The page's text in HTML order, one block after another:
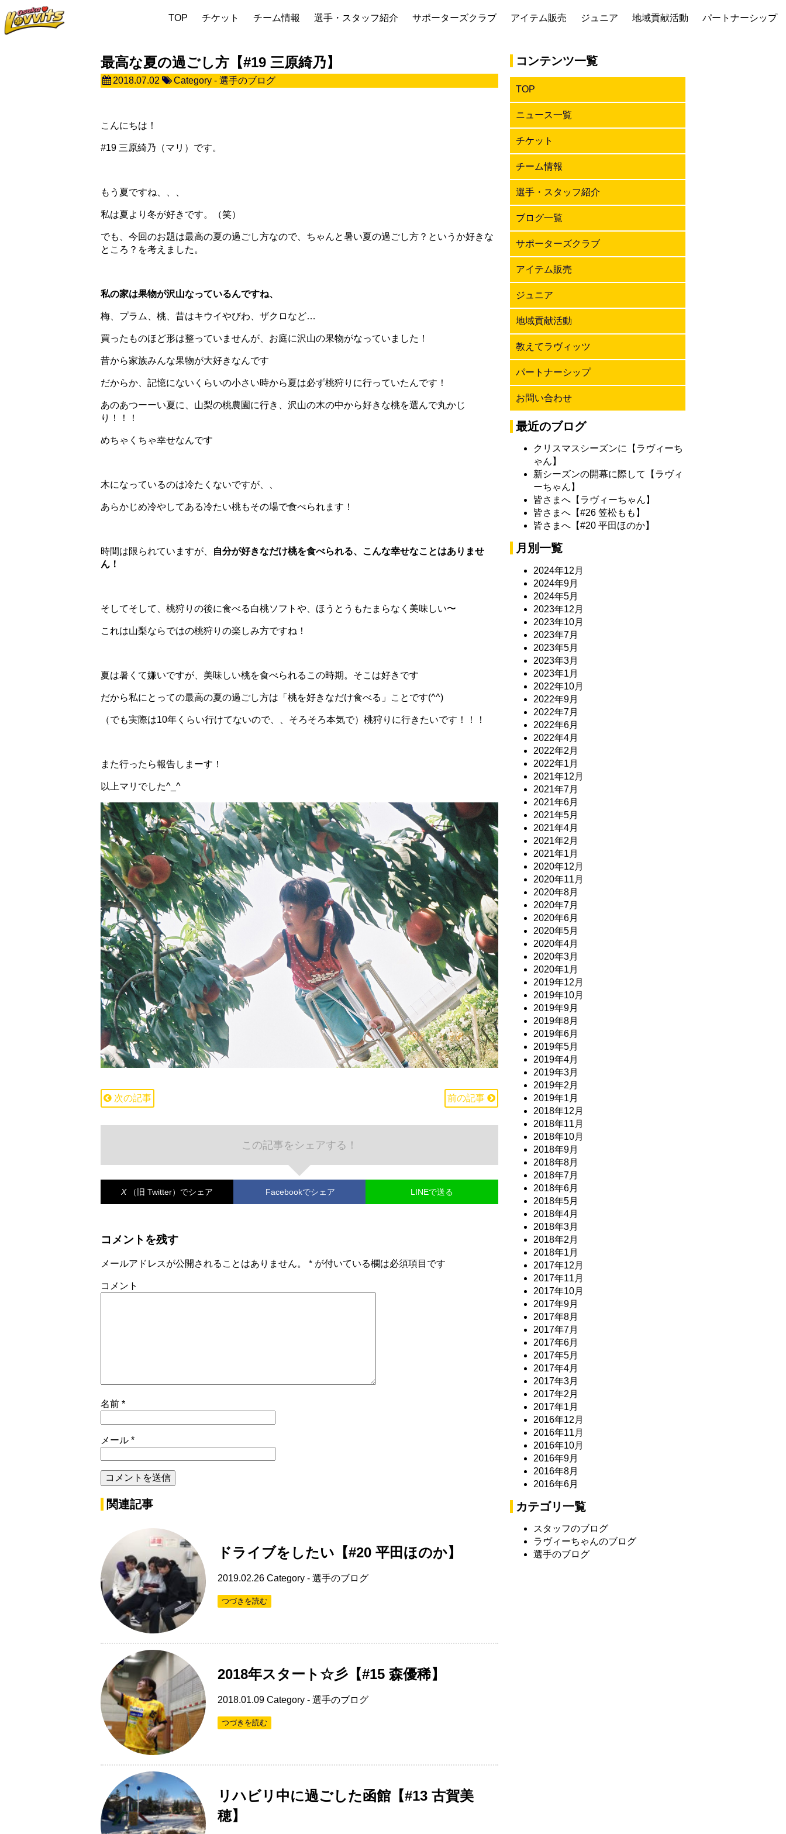
TOP チケット チーム情報 選手・スタッフ紹介 サポーターズクラブ アイテム販売 ジュニア 地域貢献活動 パートナーシップ
最高な夏の過ごし方【#19 三原綺乃】
2018.07.02 Category - 選手のブログ
こんにちは！
#19 三原綺乃（マリ）です。
もう夏ですね、、、
私は夏より冬が好きです。（笑）
でも、今回のお題は最高の夏の過ごし方なので、ちゃんと暑い夏の過ごし方？というか好きな
ところ？を考えました。
私の家は果物が沢山なっているんですね、
梅、プラム、桃、昔はキウイやびわ、ザクロなど…
買ったものほど形は整っていませんが、お庭に沢山の果物がなっていました！
昔から家族みんな果物が大好きなんです
だからか、記憶にないくらいの小さい時から夏は必ず桃狩りに行っていたんです！
あのあつーーい夏に、山梨の桃農園に行き、沢山の木の中から好きな桃を選んで丸かじ
り！！！
めちゃくちゃ幸せなんです
木になっているのは冷たくないですが、、
あらかじめ冷やしてある冷たい桃もその場で食べられます！
時間は限られていますが、
自分が好きなだけ桃を食べられる、こんな幸せなことはありませ
ん！
そしてそして、桃狩りの後に食べる白桃ソフトや、ほうとうもたまらなく美味しい〜
これは山梨ならではの桃狩りの楽しみ方ですね！
夏は暑くて嫌いですが、美味しい桃を食べられるこの時期。そこは好きです
だから私にとっての最高の夏の過ごし方は「桃を好きなだけ食べる」ことです(^^)
（でも実際は10年くらい行けてないので、、そろそろ本気で）桃狩りに行きたいです！！！
また行ったら報告しまーす！
以上マリでした^_^
次の記事 前の記事
この記事をシェアする！
X （旧 Twitter） でシェア Facebookでシェア LINEで送る
コメントを残す
メールアドレスが公開されることはありません。 * が付いている欄は必須項目です
コメント
名前 *
メール *
関連記事
ドライブをしたい【#20 平田ほのか】
2019.02.26 Category - 選手のブログ
つづきを読む
2018年スタート☆彡【#15 森優稀】
2018.01.09 Category - 選手のブログ
つづきを読む
リハビリ中に過ごした函館【#13 古賀美
穂】
コンテンツ一覧
TOP
ニュース一覧
チケット
チーム情報
選手・スタッフ紹介
ブログ一覧
サポーターズクラブ
アイテム販売
ジュニア
地域貢献活動
教えてラヴィッツ
パートナーシップ
お問い合わせ
最近のブログ
クリスマスシーズンに【ラヴィーち
ゃん】
新シーズンの開幕に際して【ラヴィ
ーちゃん】
皆さまへ【ラヴィーちゃん】
皆さまへ【#26 笠松もも】
皆さまへ【#20 平田ほのか】
月別一覧
2024年12月
2024年9月
2024年5月
2023年12月
2023年10月
2023年7月
2023年5月
2023年3月
2023年1月
2022年10月
2022年9月
2022年7月
2022年6月
2022年4月
2022年2月
2022年1月
2021年12月
2021年7月
2021年6月
2021年5月
2021年4月
2021年2月
2021年1月
2020年12月
2020年11月
2020年8月
2020年7月
2020年6月
2020年5月
2020年4月
2020年3月
2020年1月
2019年12月
2019年10月
2019年9月
2019年8月
2019年6月
2019年5月
2019年4月
2019年3月
2019年2月
2019年1月
2018年12月
2018年11月
2018年10月
2018年9月
2018年8月
2018年7月
2018年6月
2018年5月
2018年4月
2018年3月
2018年2月
2018年1月
2017年12月
2017年11月
2017年10月
2017年9月
2017年8月
2017年7月
2017年6月
2017年5月
2017年4月
2017年3月
2017年2月
2017年1月
2016年12月
2016年11月
2016年10月
2016年9月
2016年8月
2016年6月
カテゴリ一覧
スタッフのブログ
ラヴィーちゃんのブログ
選手のブログ